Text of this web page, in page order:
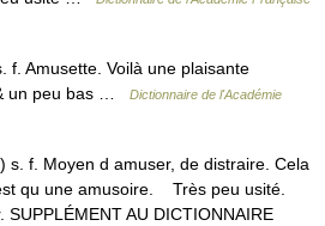
f. Amusette. Voilà une plaisante
un peu bas …
Dictionnaire de l'Académie
f. Moyen d amuser, de distraire. Cela
qu une amusoire. Très peu usité.
AU DICTIONNAIRE